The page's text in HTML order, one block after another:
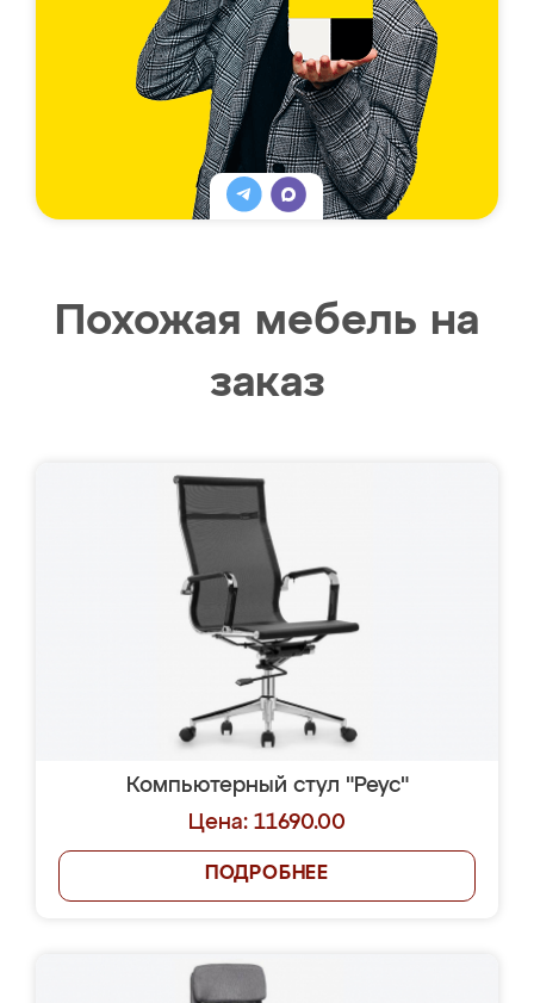
Похожая мебель на
заказ
Компьютерный стул "Реус"
Цена: 11690.00
ПОДРОБНЕЕ